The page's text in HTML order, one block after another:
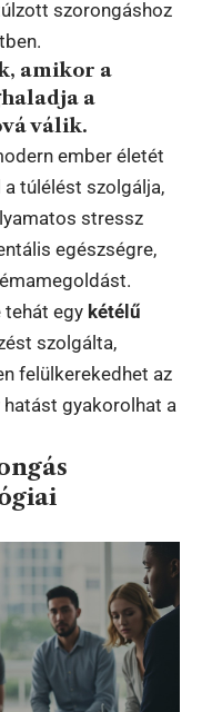
szorongáshoz
amikor a
a
válik.
ember életét
túlélést szolgálja,
stressz
egészségre,
egy kétélű
szolgálta,
felülkerekedhet az
hatást gyakorolhat a